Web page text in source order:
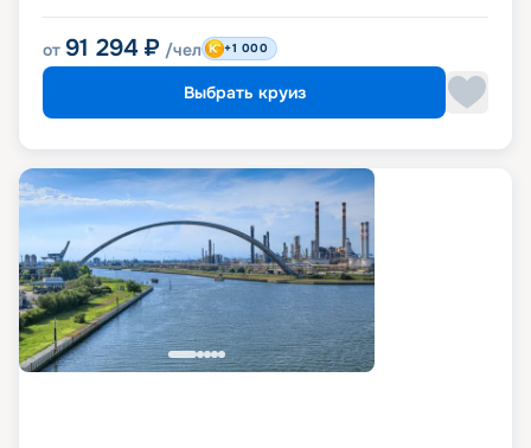
от 91 294 ₽ /чел +1 000
Выбрать круиз